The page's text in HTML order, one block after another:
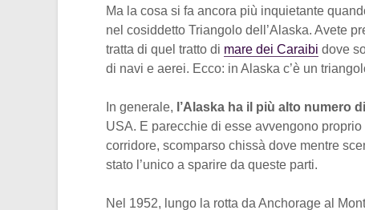
Ma la cosa si fa ancora più inquietante
nel cosiddetto Triangolo dell’Alaska. Avete
tratta di quel tratto di mare dei Caraibi dove
di navi e aerei. Ecco: in Alaska c’è un
In generale, l’Alaska ha il più alto numero
USA. E parecchie di esse avvengono
corridore, scomparso chissà dove mentre
stato l’unico a sparire da queste parti.
Nel 1952, lungo la rotta da Anchorage al